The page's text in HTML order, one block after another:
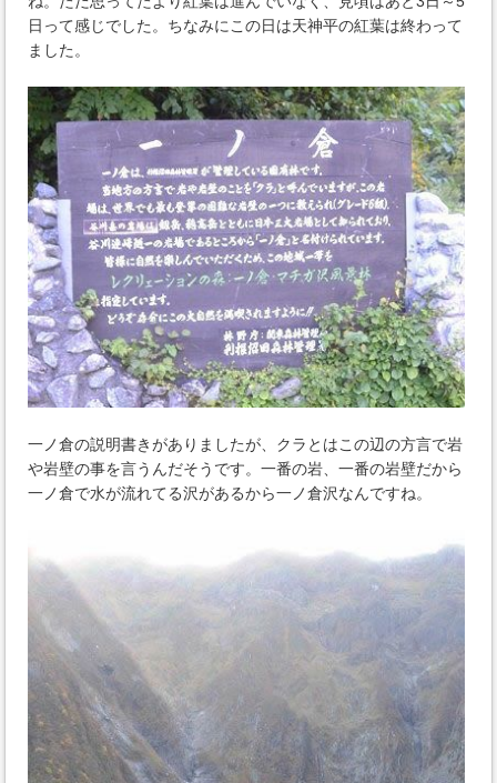
日って感じでした。ちなみにこの日は天神平の紅葉は終わって
ました。
一ノ倉の説明書きがありましたが、クラとはこの辺の方言で岩
や岩壁の事を言うんだそうです。一番の岩、一番の岩壁だから
一ノ倉で水が流れてる沢があるから一ノ倉沢なんですね。